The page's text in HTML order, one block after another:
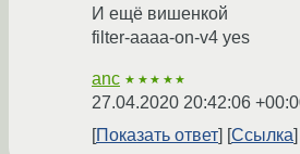
И ещё вишенкой
filter-aaaa-on-v4 yes
anc ★★★★★
27.04.2020 20:42:06
Показать ответ
Ссылка